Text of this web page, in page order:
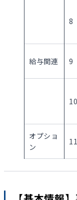
8
給与関連 9
10
オプショ
ン
11